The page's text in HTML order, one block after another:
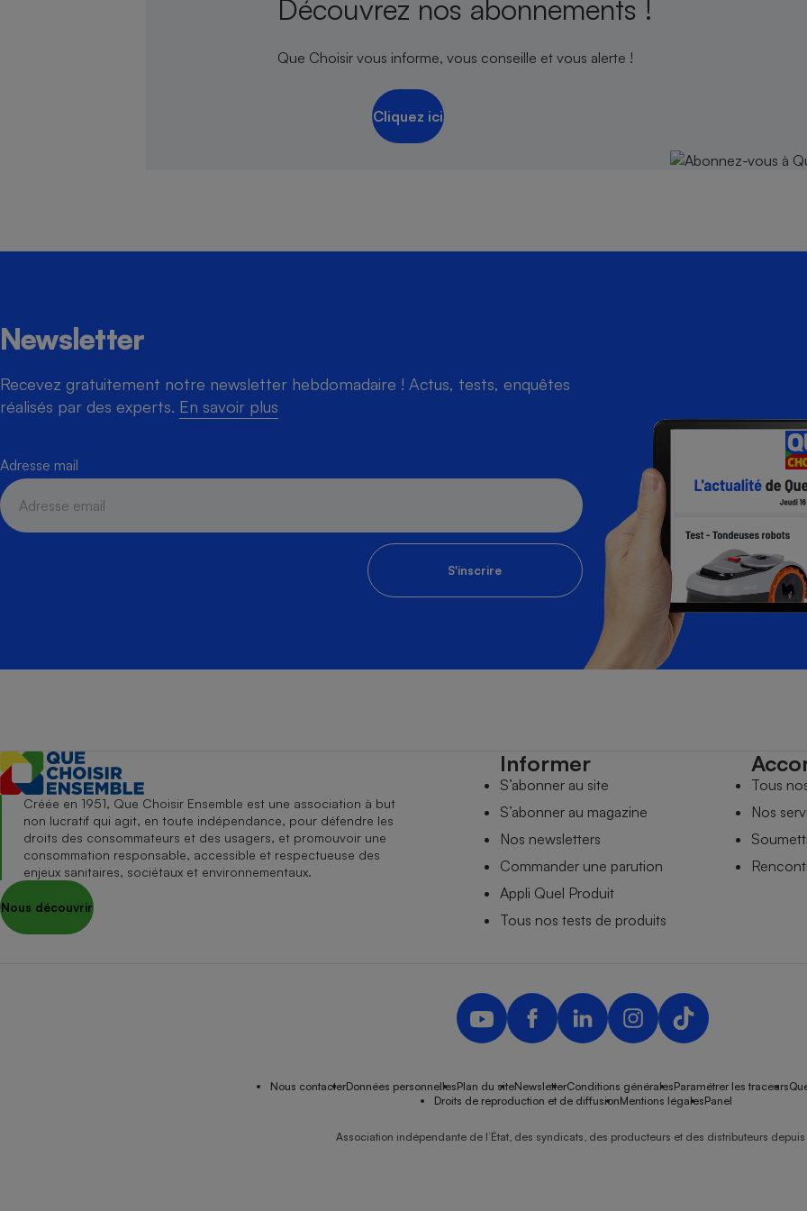
Découvrez nos abonnements !
Que Choisir vous informe, vous conseille et vous alerte !
Cliquez ici
Newsletter
Recevez gratuitement notre newsletter hebdomadaire ! Actus, tests, enquêtes
réalisés par des experts. En savoir plus
Adresse mail
S'inscrire
Créée en 1951, Que Choisir Ensemble est une association à but
non lucratif qui agit, en toute indépendance, pour défendre les
droits des consommateurs et des usagers, et promouvoir une
consommation responsable, accessible et respectueuse des
enjeux sanitaires, sociétaux et environnementaux.
Nous découvrir
Informer
S’abonner au site
S’abonner au magazine
Nos newsletters
Commander une parution
Appli Quel Produit
Tous nos tests de produits
Tous
Nos
Nous contacterDonnées personnellesPlan du siteNewsletterConditions généralesParamétrer les traceurs
Droits de reproduction et de diffusionMentions légalesPanel
Association indépendante de l’État, des syndicats, des producteurs et des distributeurs depuis